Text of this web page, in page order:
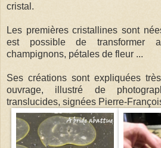
cristal.
Les premières cristallines sont
est possible de transformer
champignons, pétales de fleur ...
Ses créations sont expliquées
ouvrage, illustré de
translucides, signées Pierre-